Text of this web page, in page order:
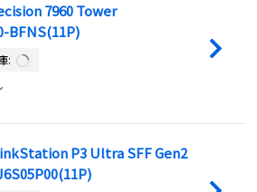
7960 Tower
BFNS(11P)
:
P3 Ultra SFF Gen2